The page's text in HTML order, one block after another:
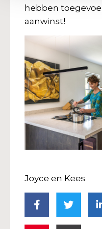
hebben
aanwinst!
Joyce en Kees